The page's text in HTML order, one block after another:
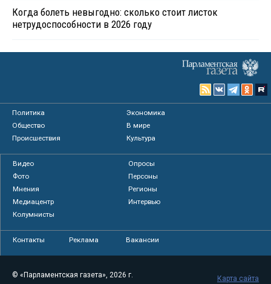
Когда болеть невыгодно: сколько стоит листок
нетрудоспособности в 2026 году
Политика
Экономика
Общество
В мире
Происшествия
Культура
Видео
Опросы
Фото
Персоны
Мнения
Регионы
Медиацентр
Интервью
Колумнисты
Контакты Реклама Вакансии
© «Парламентская газета», 2026 г.
Карта сайта